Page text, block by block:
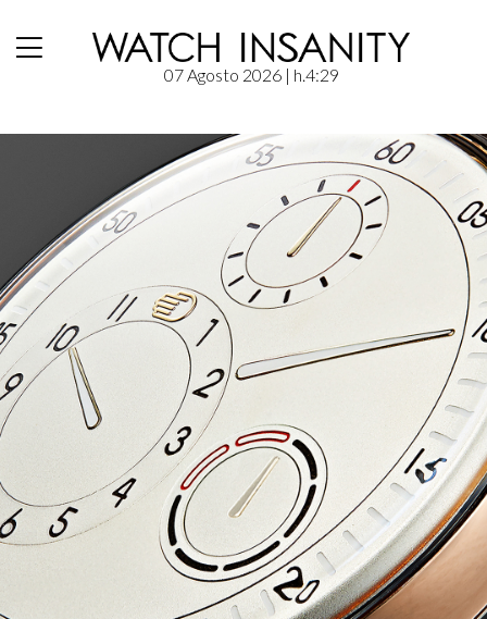
07 Agosto 2026| h.4:29